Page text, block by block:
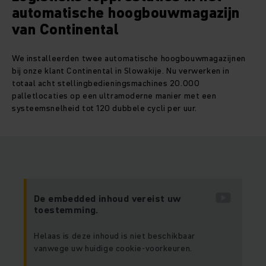
automatische hoogbouwmagazijn
van Continental
We installeerden twee automatische hoogbouwmagazijnen
bij onze klant Continental in Slowakije. Nu verwerken in
totaal acht stellingbedieningsmachines 20.000
palletlocaties op een ultramoderne manier met een
systeemsnelheid tot 120 dubbele cycli per uur.
De embedded inhoud vereist uw
toestemming.
Helaas is deze inhoud is niet beschikbaar
vanwege uw huidige cookie-voorkeuren.